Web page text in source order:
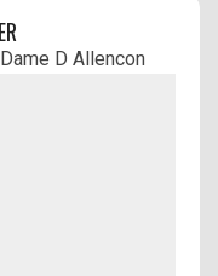
D Allencon